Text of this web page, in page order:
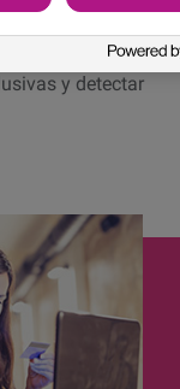
permitan
y detectar